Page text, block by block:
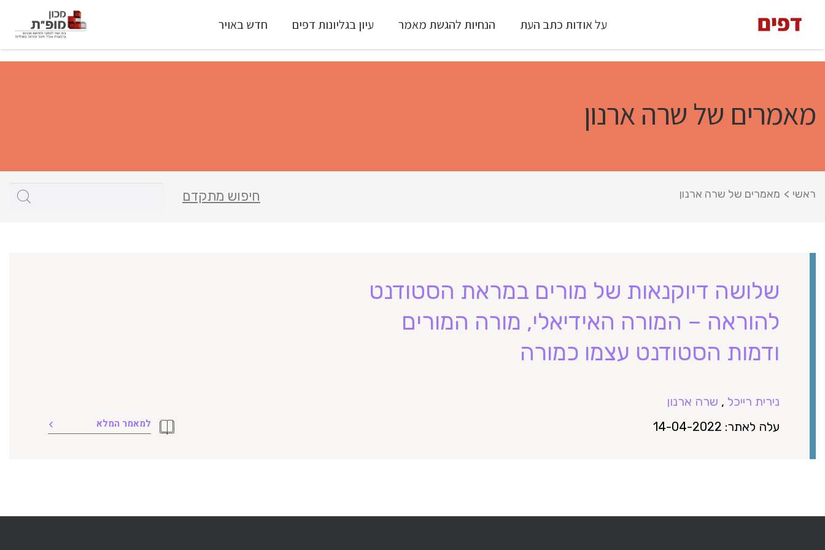
על אודות כתב העת הנחיות להגשת מאמר עיון בגליונות דפים חדש באויר
מאמרים של שרה ארנון
ראשי > מאמרים של שרה ארנון חיפוש מתקדם
שלושה דיוקנאות של מורים במראת הסטודנט
להוראה – המורה האידיאלי, מורה המורים
ודמות הסטודנט עצמו כמורה
נירית רייכל , שרה ארנון
עלה לאתר: 14-04-2022
למאמר המלא